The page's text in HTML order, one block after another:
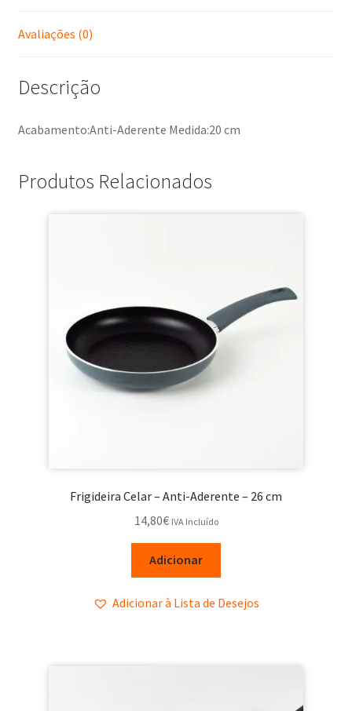
Avaliações (0)
Descrição
Acabamento:Anti-Aderente Medida:20 cm
Produtos Relacionados
Frigideira Celar – Anti-Aderente – 26 cm
14,80€ IVA Incluído
Adicionar
Adicionar à Lista de Desejos